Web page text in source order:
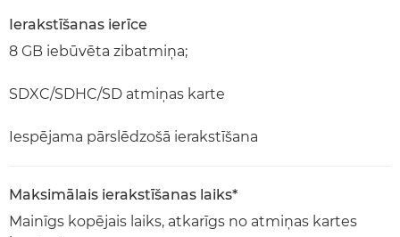
Ierakstīšanas ierīce
8 GB iebūvēta zibatmiņa;
SDXC/SDHC/SD atmiņas karte
Iespējama pārslēdzošā ierakstīšana
Maksimālais ierakstīšanas laiks*
Mainīgs kopējais laiks, atkarīgs no atmiņas kartes